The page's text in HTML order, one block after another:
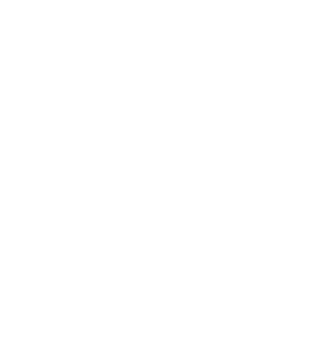
Zuhause
Holstein, liegt der